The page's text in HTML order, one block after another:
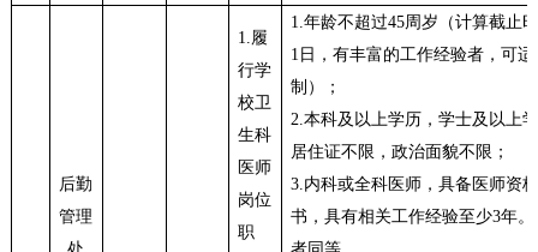
后勤
管理
1.履
行学
校卫
生科
医师
岗位
职
1.年龄不超过45周岁（计算截止
1 日，有丰富的工作经验者，可
制）；
2.本科及以上学历，学士及以上
居住证不限，政治面貌不限；
3.内科或全科医师，具备医师资
书，具有相关工作经验至少3年。